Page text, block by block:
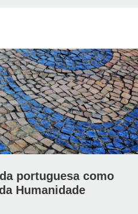
portuguesa como
Humanidade